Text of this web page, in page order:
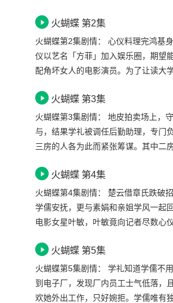
儒乃二太太素娟的次子。二房向来受
反对学儒与心仪来往。学儒力劝守仁
鸿基不堪破产打击，在一晚醉酒之后
火蝴蝶 第2集
火蝴蝶第2集剧情： 心仪料理完鸿基身后事，带着弟妹，离开霍家大宅，搬进狭小的深水埔旧式大厦。为了维持生计和应付弟弟长期肾病的医药费，心
仪以艺名「方菲」加入娱乐圈，期望
配角坏女人的电影演员。为了让读大
他是二世祖，对他甚感厌恶。一次，
故，令她无端得罪了老板，学礼不忿
辱，决要在商战上挫一下黎老板的锐
火蝴蝶 第3集
火蝴蝶第3集剧情： 地皮拍卖场上，守仁以巧计令黎老板以破纪录高价投地，黎得悉一切皆因其子与学礼之冲突所致，着其子封杀学礼在电影中的参
与，结果学礼被调任后勤助理，专门
三房的人各为此而紧张筹谋。其中二
然不同的两个人，笑言心思比心仪好
同组的戏，食无定时弄至胃痛，不忍
仁对此表现冷淡。楚云更向守仁进言
内地宏调消息，章氏甫上市就跌破招
火蝴蝶 第4集
火蝴蝶第4集剧情： 楚云借章氏跌破招股价的事，乘机在守仁面前数说学儒脚头不好，建议将学儒调离香港。素娟因为学儒被看成是克星的事感内疚，
学儒安抚，更与素娟和亲姐学风一起
电影女星叶敏，叶敏竟向记者尽数心
分公司。素娟向大房的秀霞求救。秀
出想到以前外公电子厂一试。学礼在
词警告。学礼最终无奈说出，要追求
火蝴蝶 第5集
火蝴蝶第5集剧情： 学礼知道学儒不用到毛里裘斯，替他开心，更在他第一天到电子厂上班驾车接送，两兄弟虽然同父异母，感情却十分要好。学儒初
到电子厂，发现厂内员工士气低落，
欢她外出工作，只好婉拒。学儒唯有